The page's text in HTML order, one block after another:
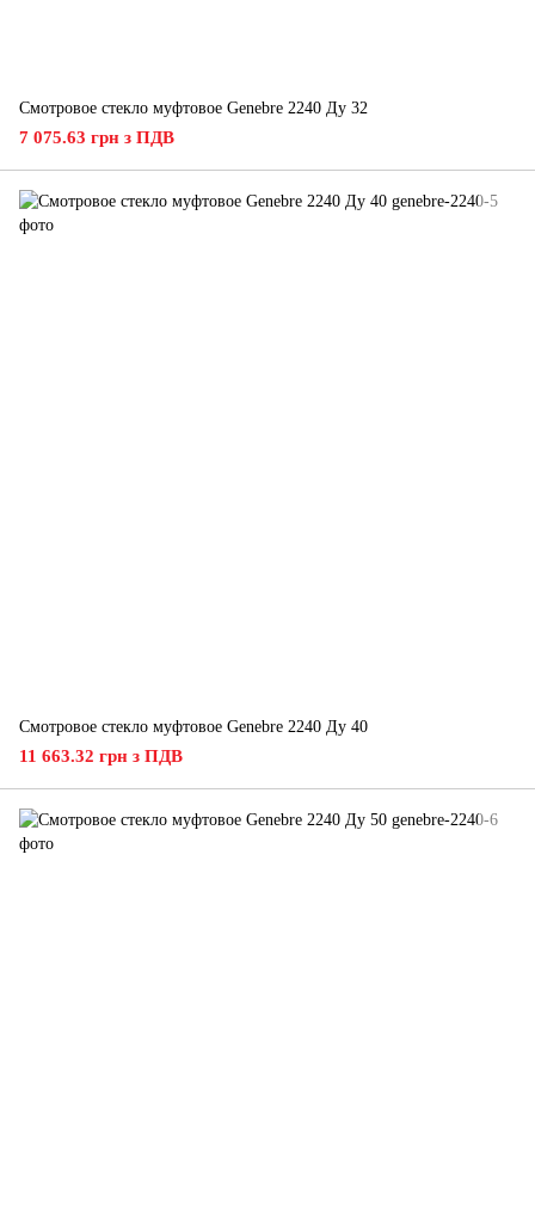
Смотровое стекло муфтовое Genebre 2240 Ду 32
7 075.63 грн з ПДВ
Смотровое стекло муфтовое Genebre 2240 Ду 40
11 663.32 грн з ПДВ